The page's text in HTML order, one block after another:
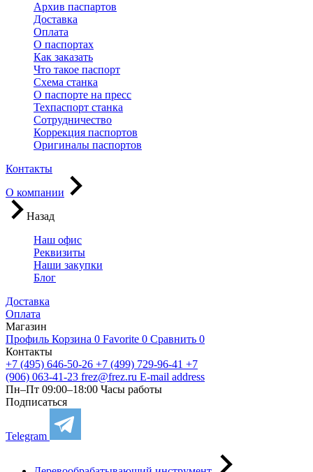
Архив паспартов
Доставка
Оплата
О паспортах
Как заказать
Что такое паспорт
Схема станка
О паспорте на пресс
Техпаспорт станка
Сотрудничество
Коррекция паспортов
Оригиналы паспортов
Контакты
О компании
Назад
Наш офис
Реквизиты
Наши закупки
Блог
Доставка
Оплата
Магазин
Профиль Корзина 0 Favorite 0 Сравнить 0
Контакты
+7 (495) 646-50-26 +7 (499) 729-96-41 +7
(906) 063-41-23 frez@frez.ru E-mail address
Пн–Пт 09:00–18:00 Часы работы
Подписаться
Telegram